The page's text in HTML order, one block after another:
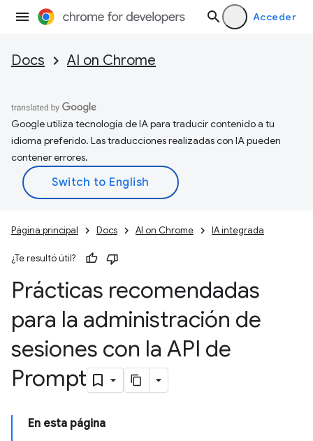
Acceder
Docs AI on Chrome
Google utiliza tecnología de IA para traducir contenido a tu
idioma preferido. Las traducciones realizadas con IA pueden
contener errores.
Página principal Docs AI on Chrome IA integrada
¿Te resultó útil?
Prácticas recomendadas
para la administración de
sesiones con la API de
Prompt
En esta página